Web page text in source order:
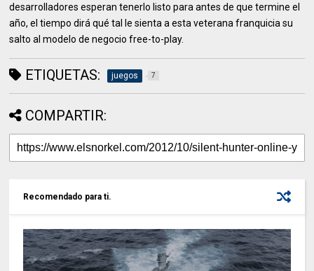
desarrolladores esperan tenerlo listo para antes de que termine el
año, el tiempo dirá qué tal le sienta a esta veterana franquicia su
salto al modelo de negocio free-to-play.
ETIQUETAS: juegos 7
COMPARTIR:
Recomendado para ti.